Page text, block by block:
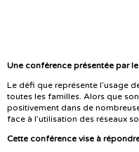
Une conférence présentée par
Le défi que représente l’usage
toutes les familles. Alors que
positivement dans de
face à l’utilisation des réseaux
Cette conférence vise à